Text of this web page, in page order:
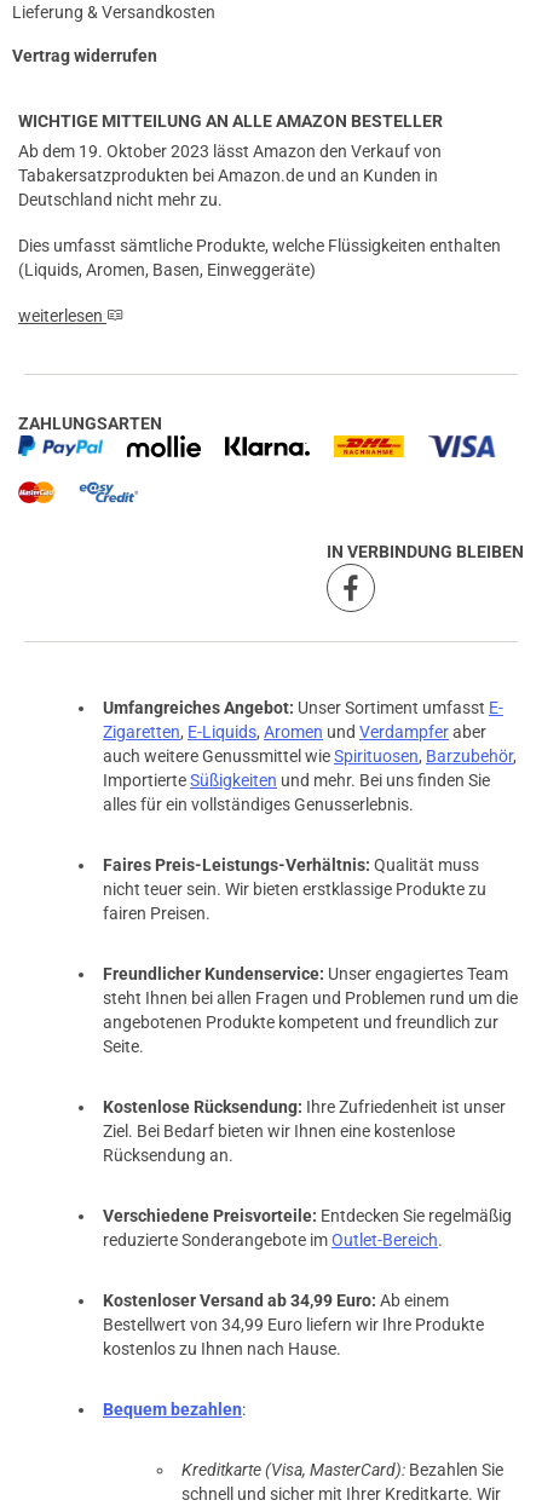
Lieferung & Versandkosten
Vertrag widerrufen
WICHTIGE MITTEILUNG AN ALLE AMAZON BESTELLER
Ab dem 19. Oktober 2023 lässt Amazon den Verkauf von
Tabakersatzprodukten bei Amazon.de und an Kunden in
Deutschland nicht mehr zu.
Dies umfasst sämtliche Produkte, welche Flüssigkeiten enthalten
(Liquids, Aromen, Basen, Einweggeräte)
weiterlesen
ZAHLUNGSARTEN
IN VERBINDUNG BLEIBEN
Umfangreiches Angebot: Unser Sortiment umfasst E-
Zigaretten, E-Liquids, Aromen und Verdampferaber
auch weitere Genussmittel wieSpirituosen, Barzubehör,
ImportierteSüßigkeiten und mehr. Bei uns finden Sie
alles für ein vollständiges Genusserlebnis.
Faires Preis-Leistungs-Verhältnis: Qualität muss
nicht teuer sein. Wir bieten erstklassige Produkte zu
fairen Preisen.
Freundlicher Kundenservice: Unser engagiertes Team
steht Ihnen bei allen Fragen und Problemen rund um die
angebotenen Produkte kompetent und freundlich zur
Seite.
Kostenlose Rücksendung: Ihre Zufriedenheit ist unser
Ziel. Bei Bedarf bieten wir Ihnen eine kostenlose
Rücksendung an.
Verschiedene Preisvorteile: Entdecken Sie regelmäßig
reduzierte Sonderangebote imOutlet-Bereich.
Kostenloser Versand ab 34,99 Euro: Ab einem
Bestellwert von 34,99 Euro liefern wir Ihre Produkte
kostenlos zu Ihnen nach Hause.
Bequem bezahlen:
Kreditkarte (Visa, MasterCard): Bezahlen Sie
schnell und sicher mit Ihrer Kreditkarte. Wir